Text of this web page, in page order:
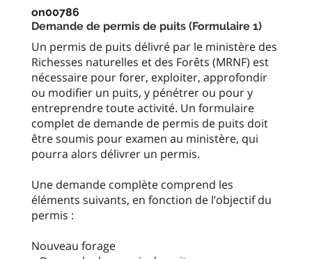
on00786
Demande de permis de puits (Formulaire 1)
Un permis de puits délivré par le ministère des
Richesses naturelles et des Forêts (MRNF) est
nécessaire pour forer, exploiter, approfondir
ou modifier un puits, y pénétrer ou pour y
entreprendre toute activité. Un formulaire
complet de demande de permis de puits doit
être soumis pour examen au ministère, qui
pourra alors délivrer un permis.
Une demande complète comprend les
éléments suivants, en fonction de l’objectif du
permis :
Nouveau forage